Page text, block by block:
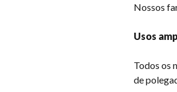
Nossos
Usos
Todos os
de